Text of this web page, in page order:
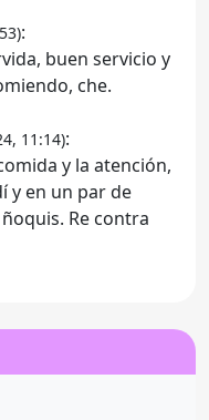
:
buen servicio y
che.
11:14):
y la atención,
y en un par de
Re contra